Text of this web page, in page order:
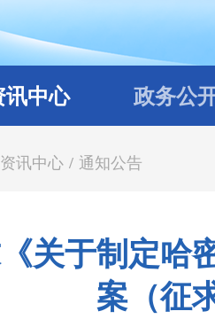
讯中心 政务公
资讯中心 / 通知公告
关于制定哈
案（征